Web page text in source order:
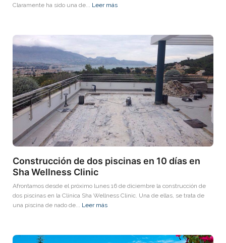
Claramente ha sido una de... Leer más
Construcción de dos piscinas en 10 días en
Sha Wellness Clinic
Afrontamos desde el próximo lunes 16 de diciembre la construcción de
dos piscinas en la Clínica Sha Wellness Clinic. Una de ellas, se trata de
una piscina de nado de... Leer más